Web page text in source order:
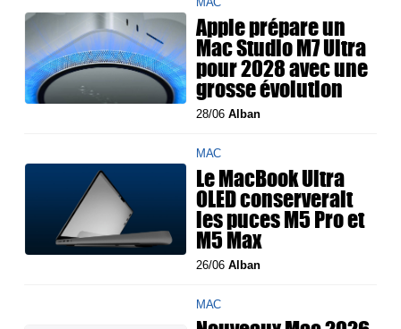
Apple prépare un
Mac Studio M7 Ultra
pour 2028 avec une
grosse évolution
28/06Alban
MAC
Le MacBook Ultra
OLED conserverait
les puces M5 Pro et
M5 Max
26/06Alban
MAC